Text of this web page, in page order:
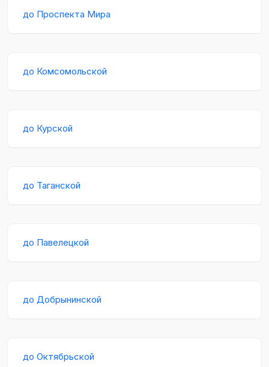
до Проспекта Мира
до Комсомольской
до Курской
до Таганской
до Павелецкой
до Добрынинской
до Октябрьской